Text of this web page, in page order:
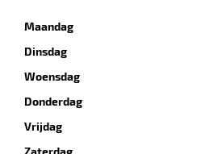
Maandag
Dinsdag
Woensdag
Donderdag
Vrijdag
Zaterdag